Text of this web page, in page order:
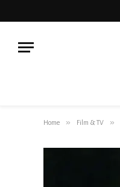
Home » Film & TV »